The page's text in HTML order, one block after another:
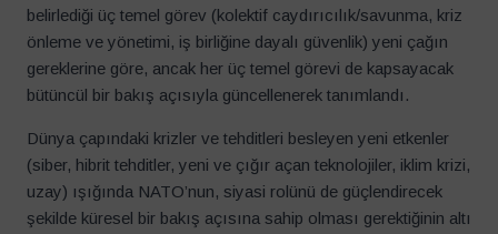
belirlediği üç temel görev (kolektif caydırıcılık/savunma, kriz
önleme ve yönetimi, iş birliğine dayalı güvenlik) yeni çağın
gereklerine göre, ancak her üç temel görevi de kapsayacak
bütüncül bir bakış açısıyla güncellenerek tanımlandı.
Dünya çapındaki krizler ve tehditleri besleyen yeni etkenler
(siber, hibrit tehditler, yeni ve çığır açan teknolojiler, iklim krizi,
uzay) ışığında NATO’nun, siyasi rolünü de güçlendirecek
şekilde küresel bir bakış açısına sahip olması gerektiğinin altı